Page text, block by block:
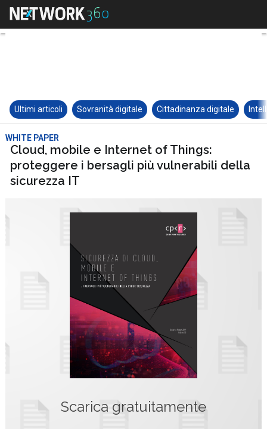
Ultimi articoli Sovranità digitale Cittadinanza digitale
WHITE PAPER
Cloud, mobile e Internet of Things:
proteggere i bersagli più vulnerabili della
sicurezza IT
Scarica gratuitamente